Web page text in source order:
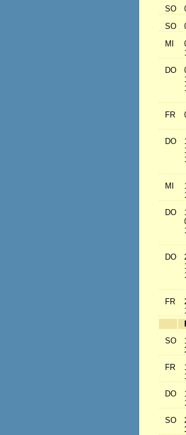
SO
SO
MI
DO
FR
DO
MI
DO
DO
FR
SO
FR
DO
SO